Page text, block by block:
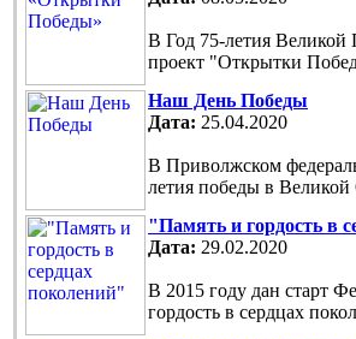
В Год 75-летия
проект "Открытки
Наш День Победы
Дата: 25.04.2020
В Приволжском
летия победы в
"Память и гордость в
Дата: 29.02.2020
В 2015 году дан старт
гордость в сердцах